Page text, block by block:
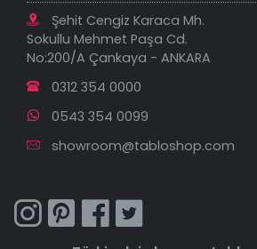
Şehit Cengiz Karaca Mh.
Sokullu Mehmet Paşa Cd.
No:200/A Çankaya - ANKARA
0312 354 0000
0543 354 0099
showroom@tabloshop.com